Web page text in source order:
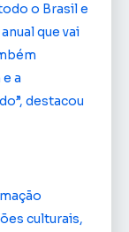
o Brasil e
que vai
a
destacou
culturais,